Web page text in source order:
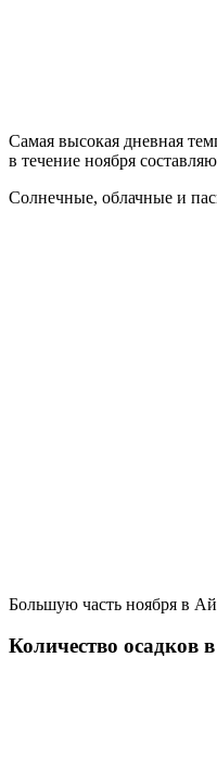
Самая высокая дневная
в течение ноября
Cолнечные, облачные и
Большую часть ноября в
Количество осадков